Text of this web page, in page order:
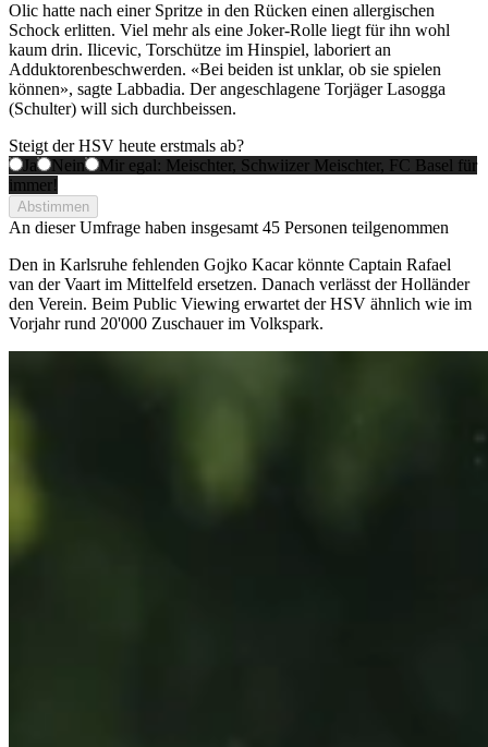
Olic hatte nach einer Spritze in den Rücken einen allergischen
Schock erlitten. Viel mehr als eine Joker-Rolle liegt für ihn wohl
kaum drin. Ilicevic, Torschütze im Hinspiel, laboriert an
Adduktorenbeschwerden. «Bei beiden ist unklar, ob sie spielen
können», sagte Labbadia. Der angeschlagene Torjäger Lasogga
(Schulter) will sich durchbeissen.
Steigt der HSV heute erstmals ab?
Ja
Nein
Mir egal: Meischter, Schwiizer Meischter, FC Basel für
immer!
Abstimmen
An dieser Umfrage haben insgesamt 45 Personen teilgenommen
Den in Karlsruhe fehlenden Gojko Kacar könnte Captain Rafael
van der Vaart im Mittelfeld ersetzen. Danach verlässt der Holländer
den Verein. Beim Public Viewing erwartet der HSV ähnlich wie im
Vorjahr rund 20'000 Zuschauer im Volkspark.